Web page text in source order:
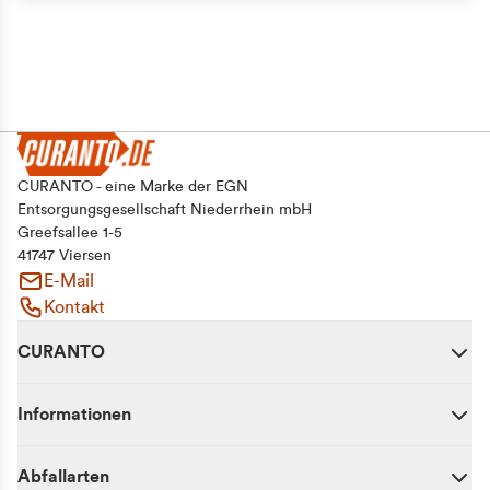
CURANTO - eine Marke der EGN
Entsorgungsgesellschaft Niederrhein mbH
Greefsallee 1-5
41747 Viersen
E-Mail
Kontakt
CURANTO
Informationen
Abfallarten